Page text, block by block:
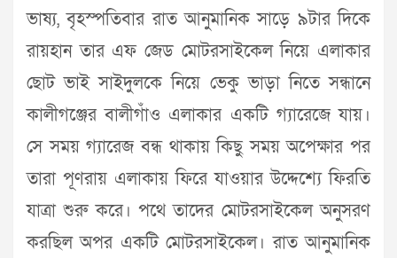
ভাষ্য, বৃহস্পতিবার রাত আনুমানিক সাড়ে ৯টার দিকে
রায়হান তার এফ জেড মোটরসাইকেল নিয়ে এলাকার
ছোট ভাই সাইদুলকে নিয়ে ভেকু ভাড়া নিতে সন্ধানে
কালীগঞ্জের বালীগাঁও এলাকার একটি গ্যারেজে যায়।
সে সময় গ্যারেজ বন্ধ থাকায় কিছু সময় অপেক্ষার পর
তারা পূণরায় এলাকায় ফিরে যাওয়ার উদ্দেশ্যে ফিরতি
যাত্রা শুরু করে। পথে তাদের মোটরসাইকেল অনুসরণ
করছিল অপর একটি মোটরসাইকেল। রাত আনুমানিক